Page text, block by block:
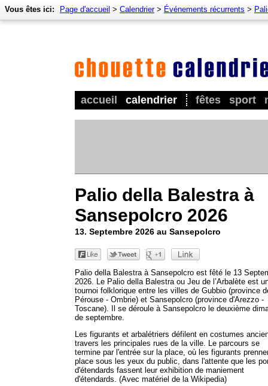
accueil calendrier fêtes sport
Vous êtes ici: Page d'accueil > Calendrier> Événements récurrents >
Palio della Balestra à
Sansepolcro 2026
13. Septembre 2026 au Sansepolcro
Palio della Balestra à Sansepolcro est fêté le 13
2026. Le Palio della Balestra ou Jeu de l’Arbalète est
tournoi folklorique entre les villes de Gubbio (province
Pérouse - Ombrie) et Sansepolcro (province d'Arezzo -
Toscane). Il se déroule à Sansepolcro le deuxième
de septembre.
Les figurants et arbalétriers défilent en costumes
travers les principales rues de la ville. Le parcours se
termine par l'entrée sur la place, où les figurants
place sous les yeux du public, dans l'attente que les
d'étendards fassent leur exhibition de maniement
d'étendards. (Avec matériel de la Wikipedia)